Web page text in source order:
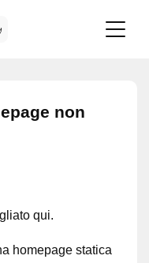
non
qui.
homepage statica